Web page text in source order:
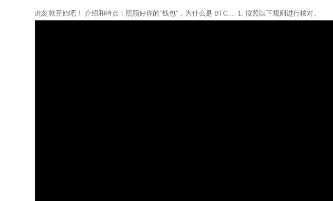
此刻就开始吧！ 介绍和特点：照顾好你的“钱包”，为什么是 BTC.... 1. 按照以下规则进行核对。